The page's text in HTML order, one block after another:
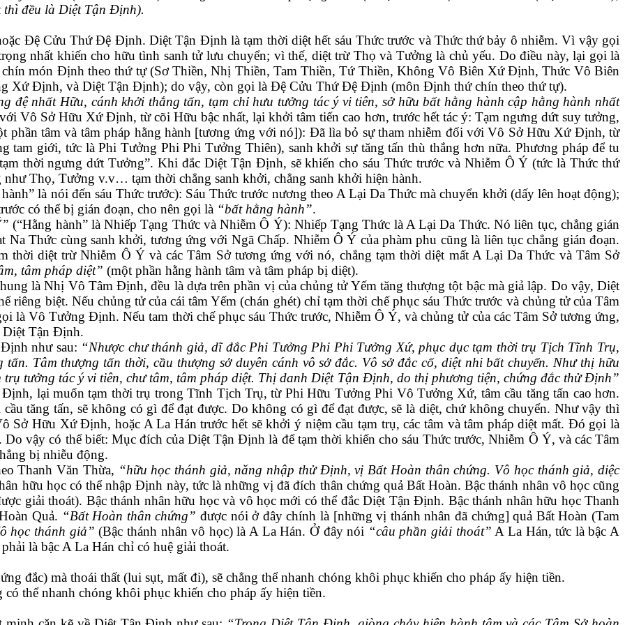
thì đều là Diệt Tận Định).
Đệ Cửu Thứ Đệ Định. Diệt Tận Định là tạm thời diệt hết sáu Thức trước và Thức thứ bảy ô nhiễm. Vì vậy gọi
nhất khiến cho hữu tình sanh tử lưu chuyển; vì thế, diệt trừ Thọ và Tưởng là chủ yếu. Do điều này, lại gọi là
món Định theo thứ tự (Sơ Thiền, Nhị Thiền, Tam Thiền, Tứ Thiền, Không Vô Biên Xứ Định, Thức Vô Biên
Định, và Diệt Tận Định); do vậy, còn gọi là Đệ Cửu Thứ Đệ Định (môn Định thứ chín theo thứ tự).
đệ nhất Hữu, cánh khởi thắng tấn, tạm chỉ hưu tưởng tác ý vi tiên, sở hữu bất hằng hành cập hằng hành nhất
Vô Sở Hữu Xứ Định, từ cõi Hữu bậc nhất, lại khởi tâm tiến cao hơn, trước hết tác ý: Tạm ngưng dứt suy tưởng,
phần tâm và tâm pháp hằng hành [tương ứng với nó]): Đã lìa bỏ sự tham nhiễm đối với Vô Sở Hữu Xứ Định, từ
tam giới, tức là Phi Tưởng Phi Phi Tưởng Thiên), sanh khởi sự tăng tấn thù thắng hơn nữa. Phương pháp để tu
ạm thời ngưng dứt Tưởng”. Khi đắc Diệt Tận Định, sẽ khiến cho sáu Thức trước và Nhiễm Ô Ý (tức là Thức thứ
Thọ, Tưởng v.v… tạm thời chẳng sanh khởi, chẳng sanh khởi hiện hành.
là nói đến sáu Thức trước): Sáu Thức trước nương theo A Lại Da Thức mà chuyển khởi (dấy lên hoạt động);
có thể bị gián đoạn, cho nên gọi là “bất hằng hành”.
(“Hằng hành”là Nhiếp Tạng Thức và Nhiễm Ô Ý): Nhiếp Tạng Thức là A Lại Da Thức. Nó liên tục, chẳng gián
Thức cùng sanh khởi, tương ứng với Ngã Chấp. Nhiễm Ô Ý của phàm phu cũng là liên tục chẳng gián đoạn.
diệt trừ Nhiễm Ô Ý và các Tâm Sở tương ứng với nó, chẳng tạm thời diệt mất A Lại Da Thức và Tâm Sở
tâm pháp diệt” (một phần hằng hành tâm và tâm pháp bị diệt).
là Nhị Vô Tâm Định, đều là dựa trên phần vị của chủng tử Yếm tăng thượng tột bậc mà giả lập. Do vậy, Diệt
riêng biệt. Nếu chủng tử của cái tâm Yếm (chán ghét) chỉ tạm thời chế phục sáu Thức trước và chủng tử của Tâm
làVô Tưởng Định. Nếu tam thời chế phục sáu Thức trước, Nhiễm Ô Ý, và chủng tử của các Tâm Sở tương ứng,
Diệt Tận Định.
như sau: “Nhược chư thánh giả, dĩ đắc Phi Tưởng Phi Phi Tưởng Xứ, phục dục tạm thời trụ Tịch Tĩnh Trụ,
Tâm thượng tấn thời, cầu thượng sở duyên cánh vô sở đắc. Vô sở đắc cố, diệt nhi bất chuyển. Như thị hữu
tưởng tác ý vi tiên, chư tâm, tâm pháp diệt. Thị danh Diệt Tận Định, do thị phương tiện, chứng đắc thử Định”
lại muốn tạm thời trụ trong Tĩnh Tịch Trụ, từ Phi Hữu Tưởng Phi Vô Tưởng Xứ, tâm cầu tăng tấn cao hơn.
tăng tấn, sẽ không có gì để đạt được. Do không có gì để đạt được, sẽ là diệt,chứ không chuyển. Như vậy thì
Sở Hữu Xứ Định, hoặc A La Hán trước hết sẽ khởi ý niệm cầu tạm trụ, các tâm và tâm pháp diệt mất. Đó gọi là
vậy có thể biết: Mục đích của Diệt Tận Định là để tạm thời khiến cho sáu Thức trước, Nhiễm Ô Ý, và các Tâm
bị nhiễu động.
Thanh Văn Thừa, “hữu học thánh giả, năng nhập thử Định, vị Bất Hoàn thân chứng. Vô học thánh giả, diệc
hữu học có thể nhập Định này, tức là những vị đã đích thân chứng quả Bất Hoàn. Bậc thánh nhân vô học cũng
giải thoát). Bậc thánh nhân hữu học và vô học mới có thể đắc Diệt Tận Định. Bậc thánh nhân hữu học Thanh
Quả. “Bất Hoàn thân chứng” được nói ở đây chính là [những vị thánh nhân đã chứng]quả Bất Hoàn (Tam
học thánh giả” (Bậc thánh nhân vô học) là A La Hán. Ở đây nói “câu phần giải thoát” A La Hán, tức là bậc A
là bậc A La Hán chỉ có huệ giải thoát.
mà thoái thất (lui sụt, mất đi), sẽ chẳng thể nhanh chóng khôi phục khiến cho pháp ấy hiện tiền.
nhanh chóng khôi phục khiến cho pháp ấy hiện tiền.